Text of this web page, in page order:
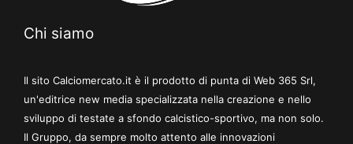
Chi siamo
Il sito Calciomercato.it è il prodotto di punta di Web 365 Srl,
un'editrice new media specializzata nella creazione e nello
sviluppo di testate a sfondo calcistico-sportivo, ma non solo.
Il Gruppo, da sempre molto attento alle innovazioni